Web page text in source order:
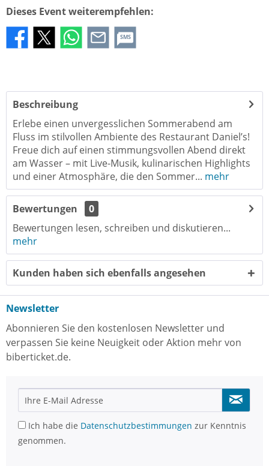
Dieses Event weiterempfehlen:
SMS
Beschreibung
Erlebe einen unvergesslichen Sommerabend am
Fluss im stilvollen Ambiente des Restaurant Daniel’s!
Freue dich auf einen stimmungsvollen Abend direkt
am Wasser – mit Live-Musik, kulinarischen Highlights
und einer Atmosphäre, die den Sommer... mehr
Bewertungen
0
Bewertungen lesen, schreiben und diskutieren...
mehr
Kunden haben sich ebenfalls angesehen
Newsletter
Abonnieren Sie den kostenlosen Newsletter und
verpassen Sie keine Neuigkeit oder Aktion mehr von
biberticket.de.
Ich habe die Datenschutzbestimmungen zur Kenntnis
genommen.